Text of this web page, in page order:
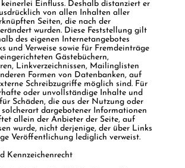
Einfluss. Deshalb distanziert er
von allen Inhalten aller
Seiten, die nach der
wurden. Diese Feststellung gilt
des eigenen Internetangebotes
und Verweise sowie für Fremdeinträge
Gästebüchern,
Linkverzeichnissen, Mailinglisten
Formen von Datenbanken, auf
Schreibzugriffe möglich sind. Für
oder unvollständige Inhalte und
Schäden, die aus der Nutzung oder
dargebotener Informationen
allein der Anbieter der Seite, auf
wurde, nicht derjenige, der über Links
Veröffentlichung lediglich verweist.
Kennzeichenrecht